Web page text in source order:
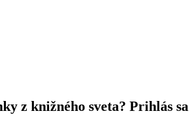
z knižného sveta? Prihlás